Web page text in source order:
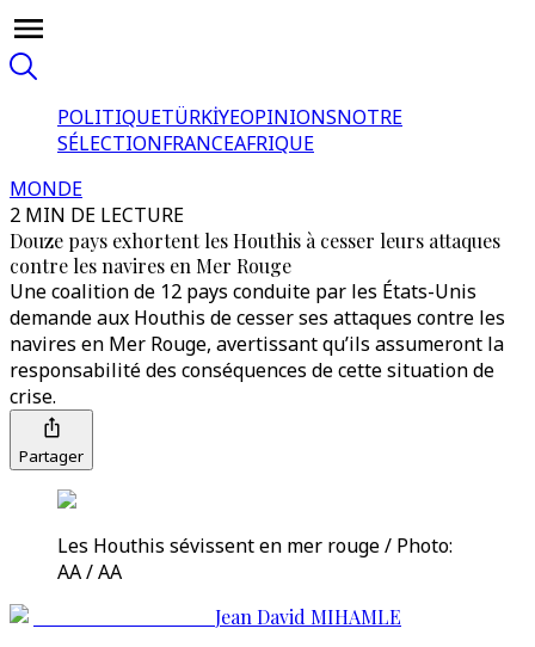
POLITIQUETÜRKİYEOPINIONSNOTRE
SÉLECTIONFRANCEAFRIQUE
MONDE
2 MIN DE LECTURE
Douze pays exhortent les Houthis à cesser leurs attaques
contre les navires en Mer Rouge
Une coalition de 12 pays conduite par les États-Unis
demande aux Houthis de cesser ses attaques contre les
navires en Mer Rouge, avertissant qu’ils assumeront la
responsabilité des conséquences de cette situation de
crise.
Partager
Les Houthis sévissent en mer rouge / Photo:
AA / AA
Jean David MIHAMLE